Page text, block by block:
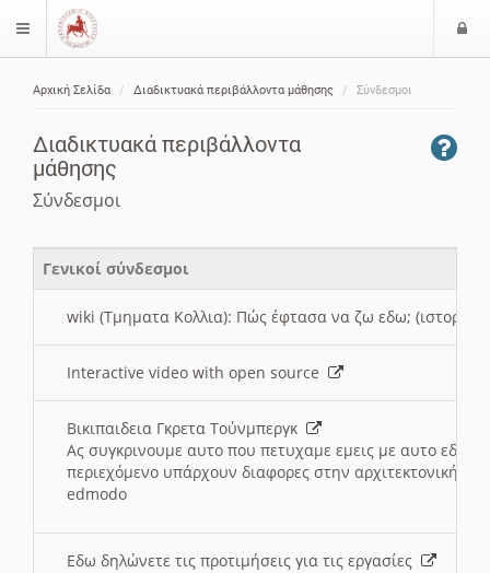
$langMenu
Αρχική Σελίδα Διαδικτυακά περιβάλλοντα μάθησης Σύνδεσμοι
Διαδικτυακά περιβάλλοντα
μάθησης
Σύνδεσμοι
Γενικοί σύνδεσμοι
wiki (Τμηματα Κολλια): Πώς έφτασα να ζω εδω; (ιστορια)
Interactive video with open source
Βικιπαιδεια Γκρετα Τούνμπεργκ
Ας συγκρινουμε αυτο που πετυχαμε εμεις με αυτο εδω
περιεχόμενο υπάρχουν διαφορες στην αρχιτεκτονική
edmodo
Εδω δηλώνετε τις προτιμήσεις για τις εργασίες